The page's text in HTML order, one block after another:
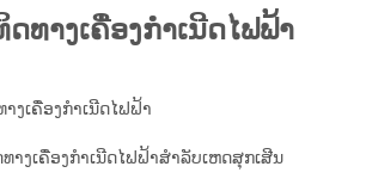
ທາງເຄື່ອງກຳເນີດໄຟຟ້າ
ງເຄື່ອງກຳເນີດໄຟຟ້າ
າງເຄື່ອງກຳເນີດໄຟຟ້າສຳລັບເຫດສຸກເສີນ